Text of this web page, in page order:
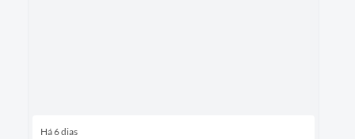
Há 6 dias